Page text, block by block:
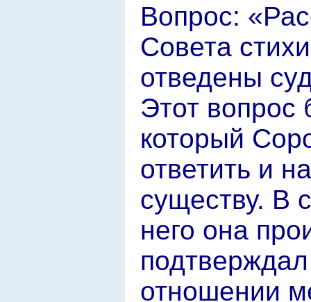
Вопрос:
Совета
отведены
Этот
который
ответить и
существу. В
него она
отношении